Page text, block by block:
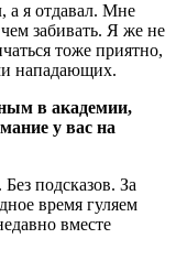
а я отдавал. Мне
забивать. Я же не
тоже приятно,
нападающих.
в академии,
у вас на
подсказов. За
время гуляем
вместе